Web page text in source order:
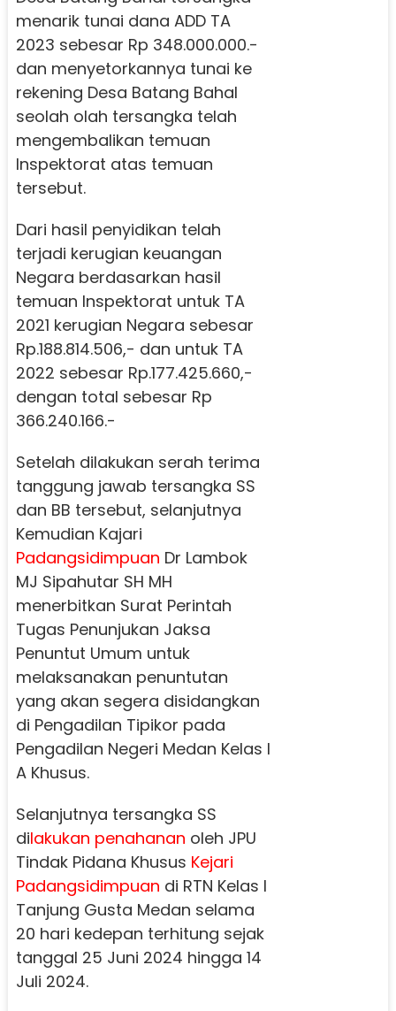
menarik tunai dana ADD TA
2023 sebesar Rp 348.000.000.-
dan menyetorkannya tunai ke
rekening Desa Batang Bahal
seolah olah tersangka telah
mengembalikan temuan
Inspektorat atas temuan
tersebut.
Dari hasil penyidikan telah
terjadi kerugian keuangan
Negara berdasarkan hasil
temuan Inspektorat untuk TA
2021 kerugian Negara sebesar
Rp.188.814.506,- dan untuk TA
2022 sebesar Rp.177.425.660,-
dengan total sebesar Rp
366.240.166.-
Setelah dilakukan serah terima
tanggung jawab tersangka SS
dan BB tersebut, selanjutnya
Kemudian Kajari
Padangsidimpuan Dr Lambok
MJ Sipahutar SH MH
menerbitkan Surat Perintah
Tugas Penunjukan Jaksa
Penuntut Umum untuk
melaksanakan penuntutan
yang akan segera disidangkan
di Pengadilan Tipikor pada
Pengadilan Negeri Medan Kelas I
A Khusus.
Selanjutnya tersangka SS
dilakukan penahanan oleh JPU
Tindak Pidana Khusus Kejari
Padangsidimpuan di RTN Kelas I
Tanjung Gusta Medan selama
20 hari kedepan terhitung sejak
tanggal 25 Juni 2024 hingga 14
Juli 2024.